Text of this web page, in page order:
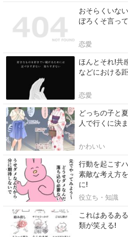
おそらくいな
ぼろくそ言っ
恋愛
ほんとそれ!共
などにおける
恋愛
どっちの子と
人で行くに決
かわいい
行動を起こす
素敵な考え方
に!
役立ち・知識
これはあるあ
類が笑える!